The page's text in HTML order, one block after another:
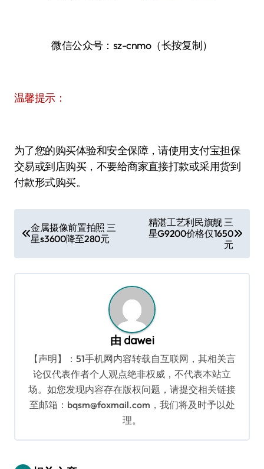
微信公众号：sz-cnmo（长按复制）
温馨提示：
为了您的购买体验和安全保障，请使用支付宝担保
交易或到店购买，不要给商家直接打款或采用货到
付款形式购买。
章
导
航
金属摄像前置拍照 三
星s3600降至280元
精湛工艺利民旗舰 三
星G9200价格仅1650
元
由 dawei
【声明】：51手机网内容转载自互联网，其相关言
论仅代表作者个人观点绝非权威，不代表本站立
场。如您发现内容存在版权问题，请提交相关链接
至邮箱：bqsm@foxmail.com，我们将及时予以处
理。